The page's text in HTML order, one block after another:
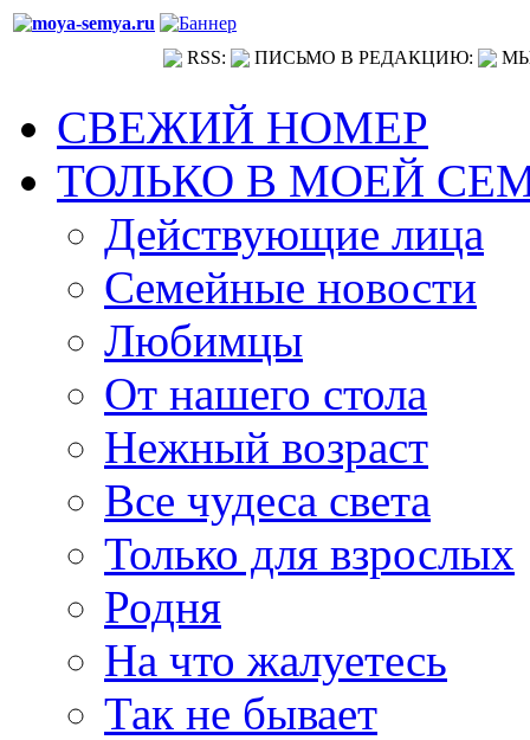
RSS: ПИСЬМО В РЕДАКЦИЮ:
СВЕЖИЙ НОМЕР
ТОЛЬКО В МОЕЙ
Действующие лица
Семейные новости
Любимцы
От нашего стола
Нежный возраст
Все чудеса света
Только для взрослых
Родня
На что жалуетесь
Так не бывает